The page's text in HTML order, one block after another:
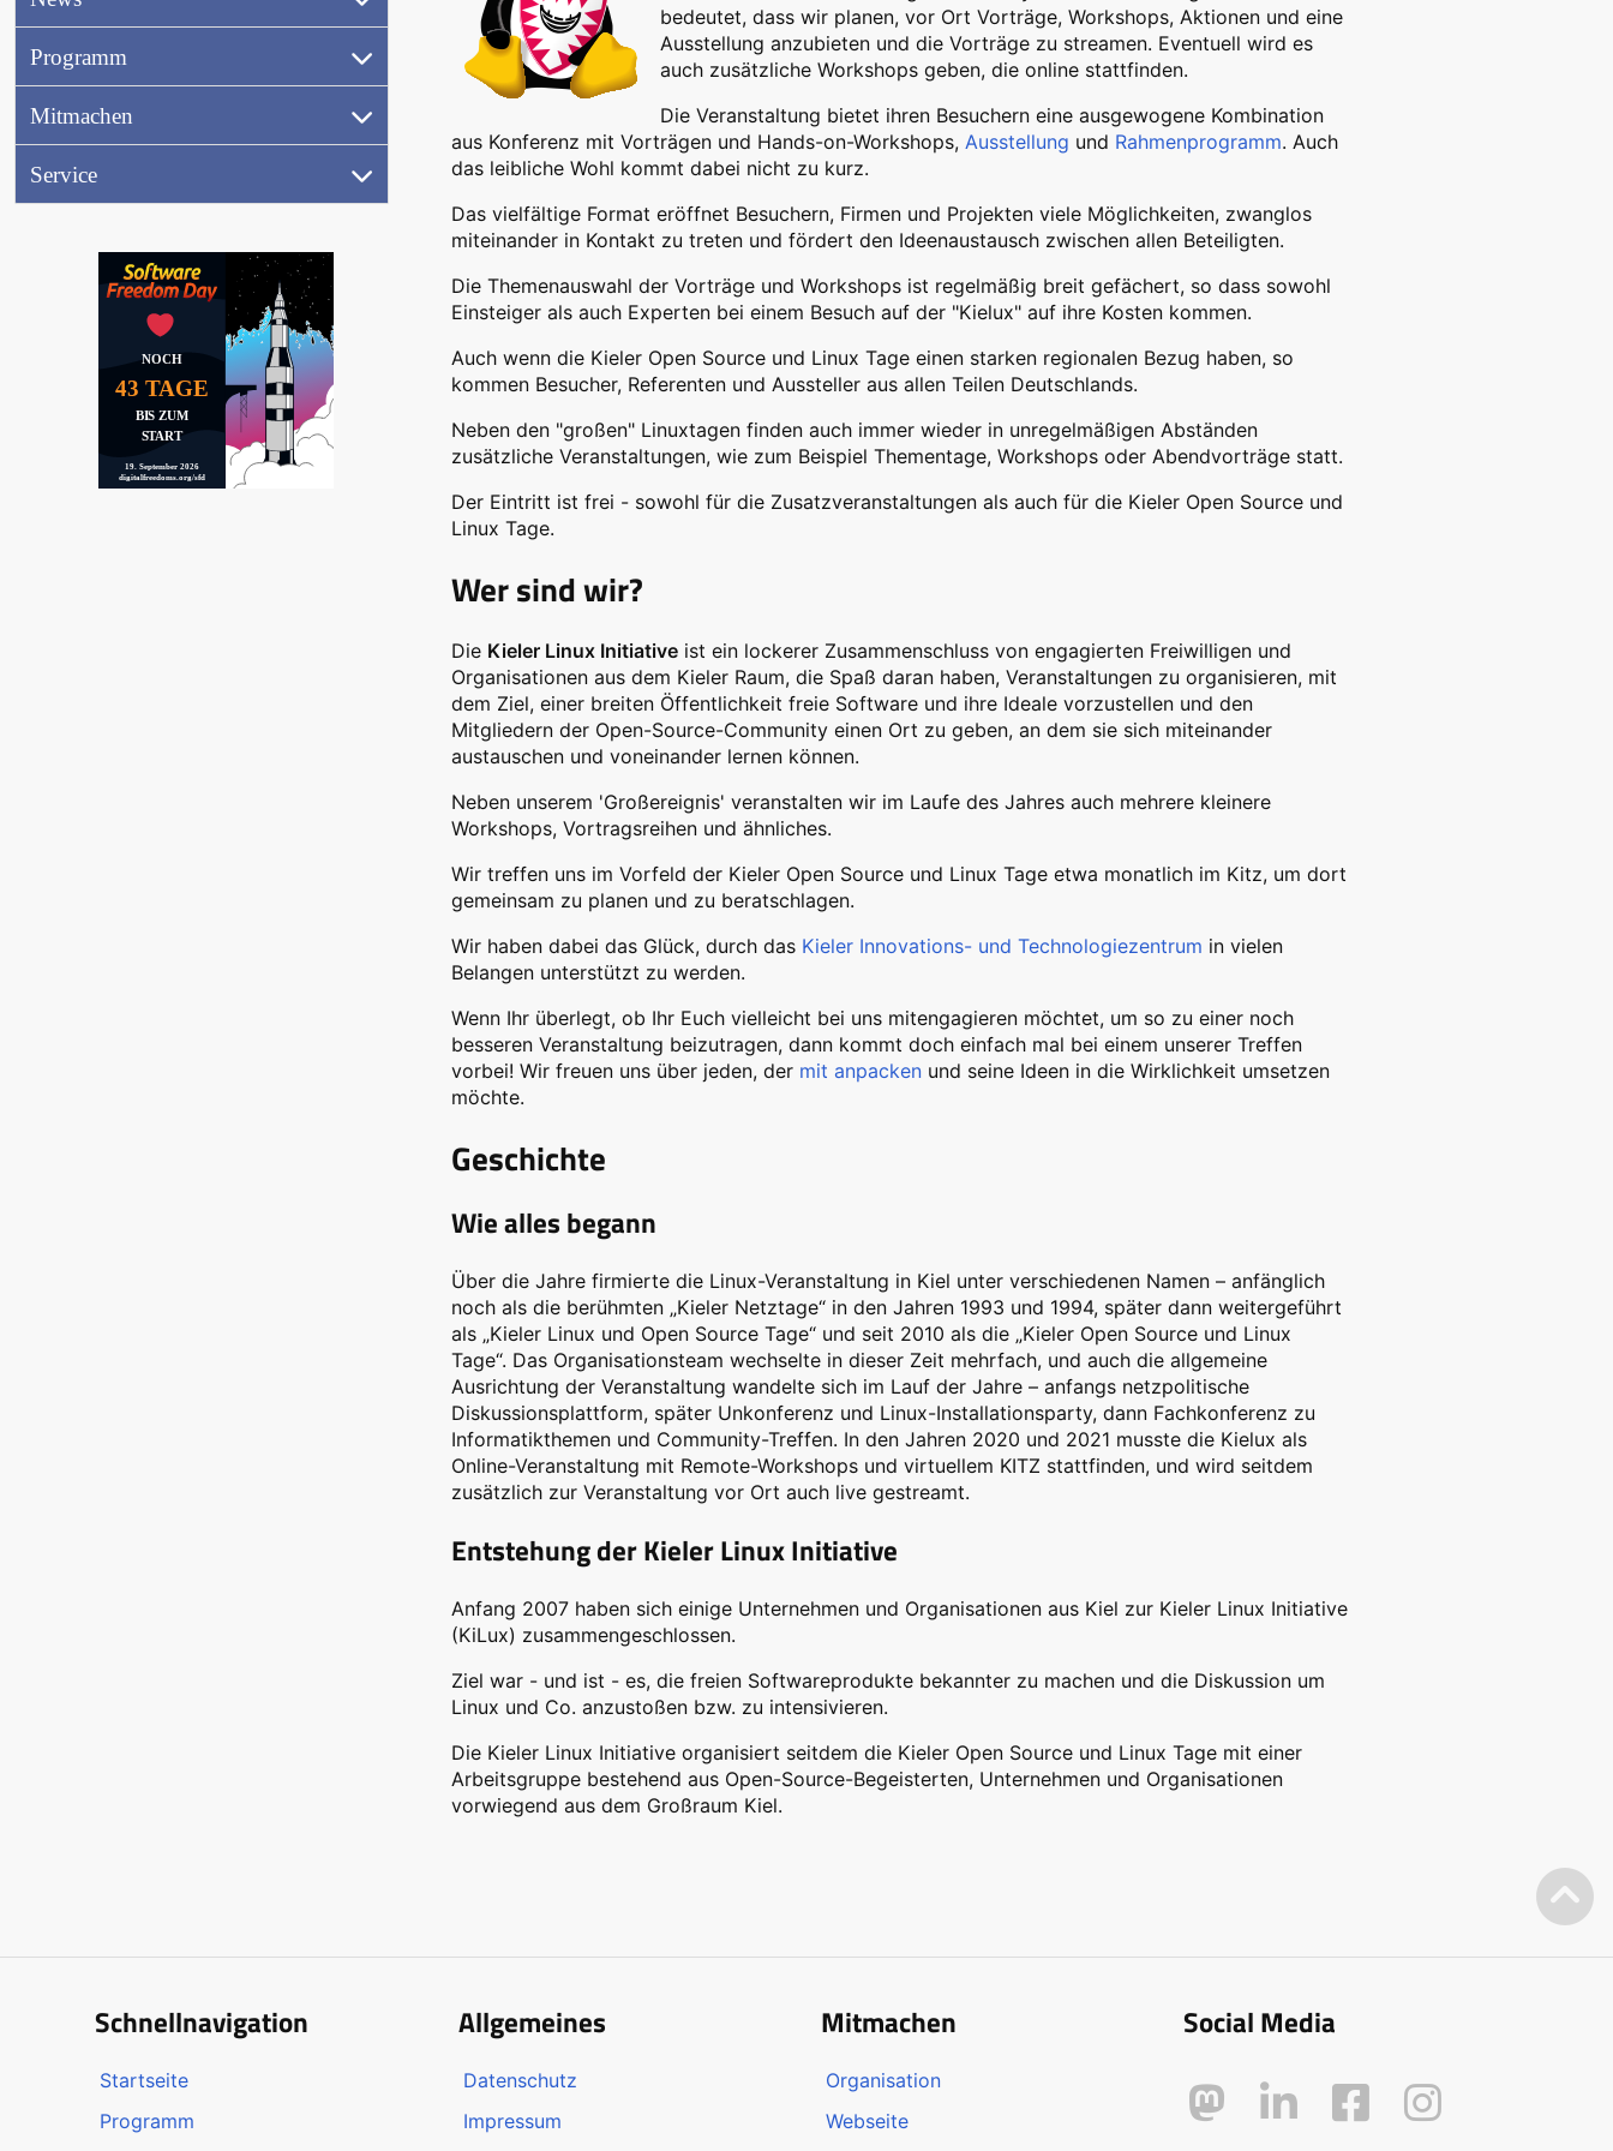
Programm
(17.9.2026)
Ausstellung
Aktionen
Videos
Peertube)
Mitmachen
Referentenbereich
Service
NOCH
43 TAGE
BIS ZUM
START
19. September 2026
digitalfreedoms.org/sfd
bedeutet, dass wir planen, vor Ort Vorträge, Workshops, Aktionen und eine
Ausstellung anzubieten und die Vorträge zu streamen. Eventuell wird es
auch zusätzliche Workshops geben, die online stattfinden.
Die Veranstaltung bietet ihren Besuchern eine ausgewogene Kombination
aus Konferenz mit Vorträgen und Hands-on-Workshops, Ausstellung und Rahmenprogramm. Auch
das leibliche Wohl kommt dabei nicht zu kurz.
Das vielfältige Format eröffnet Besuchern, Firmen und Projekten viele Möglichkeiten, zwanglos
miteinander in Kontakt zu treten und fördert den Ideenaustausch zwischen allen Beteiligten.
Die Themenauswahl der Vorträge und Workshops ist regelmäßig breit gefächert, so dass sowohl
Einsteiger als auch Experten bei einem Besuch auf der "Kielux" auf ihre Kosten kommen.
Auch wenn die Kieler Open Source und Linux Tage einen starken regionalen Bezug haben, so
kommen Besucher, Referenten und Aussteller aus allen Teilen Deutschlands.
Neben den "großen" Linuxtagen finden auch immer wieder in unregelmäßigen Abständen
zusätzliche Veranstaltungen, wie zum Beispiel Thementage, Workshops oder Abendvorträge statt.
Der Eintritt ist frei - sowohl für die Zusatzveranstaltungen als auch für die Kieler Open Source und
Linux Tage.
Wer sind wir?
Die Kieler Linux Initiative ist ein lockerer Zusammenschluss von engagierten Freiwilligen und
Organisationen aus dem Kieler Raum, die Spaß daran haben, Veranstaltungen zu organisieren, mit
dem Ziel, einer breiten Öffentlichkeit freie Software und ihre Ideale vorzustellen und den
Mitgliedern der Open-Source-Community einen Ort zu geben, an dem sie sich miteinander
austauschen und voneinander lernen können.
Neben unserem 'Großereignis' veranstalten wir im Laufe des Jahres auch mehrere kleinere
Workshops, Vortragsreihen und ähnliches.
Wir treffen uns im Vorfeld der Kieler Open Source und Linux Tage etwa monatlich im Kitz, um dort
gemeinsam zu planen und zu beratschlagen.
Wir haben dabei das Glück, durch das Kieler Innovations- und Technologiezentrum in vielen
Belangen unterstützt zu werden.
Wenn Ihr überlegt, ob Ihr Euch vielleicht bei uns mitengagieren möchtet, um so zu einer noch
besseren Veranstaltung beizutragen, dann kommt doch einfach mal bei einem unserer Treffen
vorbei! Wir freuen uns über jeden, der mit anpacken und seine Ideen in die Wirklichkeit umsetzen
möchte.
Geschichte
Wie alles begann
Über die Jahre firmierte die Linux-Veranstaltung in Kiel unter verschiedenen Namen – anfänglich
noch als die berühmten „Kieler Netztage“ in den Jahren 1993 und 1994, später dann weitergeführt
als „Kieler Linux und Open Source Tage“ und seit 2010 als die „Kieler Open Source und Linux
Tage“. Das Organisationsteam wechselte in dieser Zeit mehrfach, und auch die allgemeine
Ausrichtung der Veranstaltung wandelte sich im Lauf der Jahre – anfangs netzpolitische
Diskussionsplattform, später Unkonferenz und Linux-Installationsparty, dann Fachkonferenz zu
Informatikthemen und Community-Treffen. In den Jahren 2020 und 2021 musste die Kielux als
Online-Veranstaltung mit Remote-Workshops und virtuellem KITZ stattfinden, und wird seitdem
zusätzlich zur Veranstaltung vor Ort auch live gestreamt.
Entstehung der Kieler Linux Initiative
Anfang 2007 haben sich einige Unternehmen und Organisationen aus Kiel zur Kieler Linux Initiative
(KiLux) zusammengeschlossen.
Ziel war - und ist - es, die freien Softwareprodukte bekannter zu machen und die Diskussion um
Linux und Co. anzustoßen bzw. zu intensivieren.
Die Kieler Linux Initiative organisiert seitdem die Kieler Open Source und Linux Tage mit einer
Arbeitsgruppe bestehend aus Open-Source-Begeisterten, Unternehmen und Organisationen
vorwiegend aus dem Großraum Kiel.
Schnellnavigation
Startseite
Programm
Allgemeines
Datenschutz
Impressum
Mitmachen
Organisation
Webseite
Social Media